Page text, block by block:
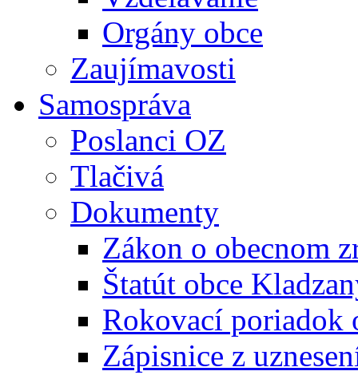
Orgány obce
Zaujímavosti
Samospráva
Poslanci OZ
Tlačivá
Dokumenty
Zákon o obecnom
Štatút obce
Rokovací poriadok
Zápisnice z